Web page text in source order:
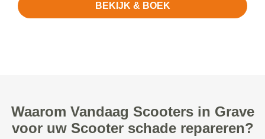
BEKIJK & BOEK
Waarom Vandaag Scooters in Grave
voor uw Scooter schade repareren?